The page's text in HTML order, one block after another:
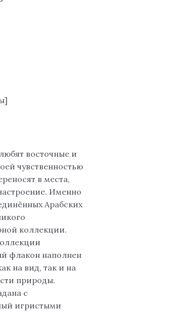
восточные и
чувственностью
в места,
Именно
Арабских
коллекции.
флакон наполнен
на вид, так и на
природы.
с
игристыми